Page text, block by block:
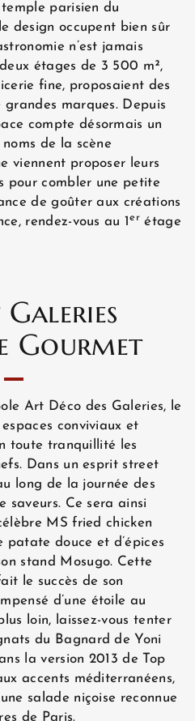
SERVICES
EXCLUSIVES
parisien du
design occupent bien sûr
n’est jamais
étages de 3 500 m²,
fine, proposaient des
marques. Depuis
compte désormais un
de la scène
viennent proposer leurs
pour combler une petite
de goûter aux créations
rendez-vous au 1er étage
Galeries
Gourmet
Art Déco des Galeries, le
conviviaux et
toute tranquillité les
Dans un esprit street
long de la journée des
saveurs. Ce sera ainsi
MS fried chicken
douce et d’épices
stand Mosugo. Cette
le succès de son
d’une étoile au
loin, laissez-vous tenter
du Bagnard de Yoni
la version 2013 de Top
accents méditerranéens,
salade niçoise reconnue
de Paris.